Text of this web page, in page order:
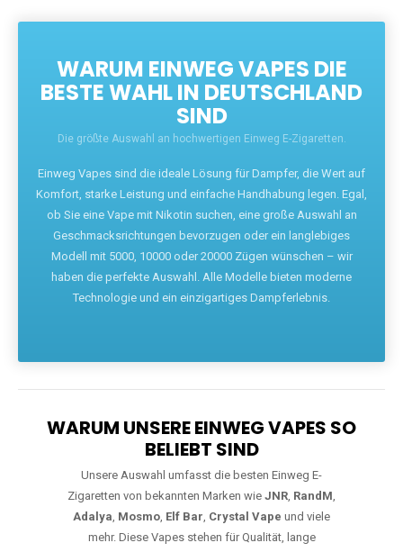
WARUM EINWEG VAPES DIE
BESTE WAHL IN DEUTSCHLAND
SIND
Die größte Auswahl an hochwertigen Einweg E-Zigaretten.
Einweg Vapes sind die ideale Lösung für Dampfer, die Wert auf
Komfort, starke Leistung und einfache Handhabung legen. Egal,
ob Sie eine Vape mit Nikotin suchen, eine große Auswahl an
Geschmacksrichtungen bevorzugen oder ein langlebiges
Modell mit 5000, 10000 oder 20000 Zügen wünschen – wir
haben die perfekte Auswahl. Alle Modelle bieten moderne
Technologie und ein einzigartiges Dampferlebnis.
WARUM UNSERE EINWEG VAPES SO
BELIEBT SIND
Unsere Auswahl umfasst die besten Einweg E-
Zigaretten von bekannten Marken wie JNR, RandM,
Adalya, Mosmo, Elf Bar, Crystal Vape und viele
mehr. Diese Vapes stehen für Qualität, lange